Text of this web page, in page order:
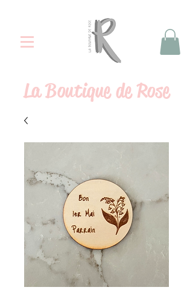
LaBoutique de Rose